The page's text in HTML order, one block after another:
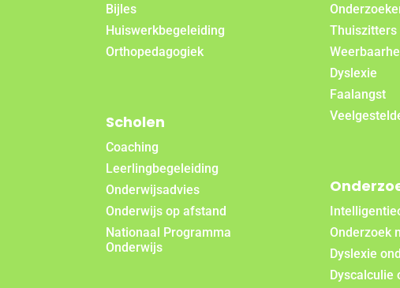
Bijles
Huiswerkbegeleiding
Orthopedagogiek
Scholen
Coaching
Leerlingbegeleiding
Onderwijsadvies
Onderwijs op afstand
Nationaal Programma
Onderwijs
Thuiszitters
Dyslexie
Faalangst
Onderzoek
Dyslexie
Dyscalculie